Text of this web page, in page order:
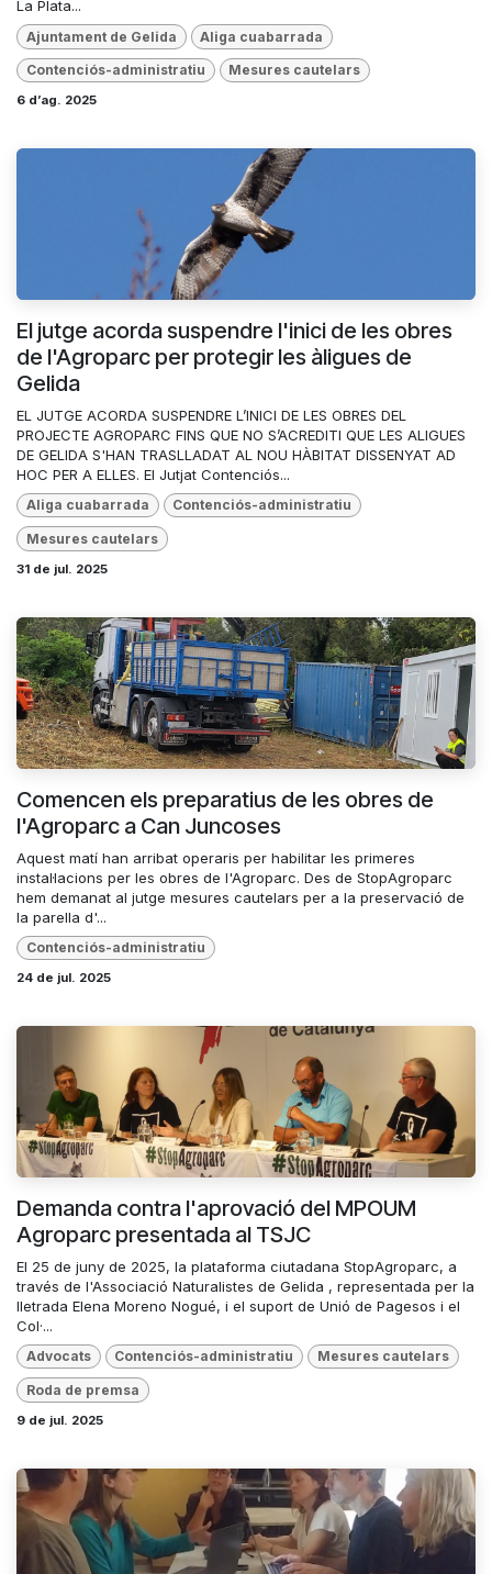
La Plata...
Ajuntament de Gelida Aliga cuabarrada
Contenciós-administratiu Mesures cautelars
6 d’ag. 2025
El jutge acorda suspendre l'inici de les obres
de l'Agroparc per protegir les àligues de
Gelida
EL JUTGE ACORDA SUSPENDRE L’INICI DE LES OBRES DEL
PROJECTE AGROPARC FINS QUE NO S’ACREDITI QUE LES ALIGUES
DE GELIDA S'HAN TRASLLADAT AL NOU HÀBITAT DISSENYAT AD
HOC PER A ELLES. El Jutjat Contenciós...
Aliga cuabarrada Contenciós-administratiu
Mesures cautelars
31 de jul. 2025
Comencen els preparatius de les obres de
l'Agroparc a Can Juncoses
Aquest matí han arribat operaris per habilitar les primeres
instal·lacions per les obres de l'Agroparc. Des de StopAgroparc
hem demanat al jutge mesures cautelars per a la preservació de
la parella d'...
Contenciós-administratiu
24 de jul. 2025
Demanda contra l'aprovació del MPOUM
Agroparc presentada al TSJC
El 25 de juny de 2025, la plataforma ciutadana StopAgroparc, a
través de l'Associació Naturalistes de Gelida , representada per la
lletrada Elena Moreno Nogué, i el suport de Unió de Pagesos i el
Col·...
Advocats Contenciós-administratiu Mesures cautelars
Roda de premsa
9 de jul. 2025